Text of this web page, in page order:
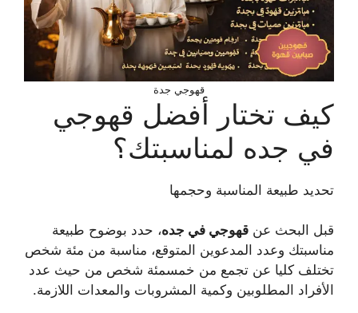
قهوجي جدة
كيف تختار أفضل قهوجي
في جده لمناسبتك؟
تحديد طبيعة المناسبة وحجمها
قبل البحث عن قهوجي في جده، حدد بوضوح طبيعة
مناسبتك وعدد المدعوين المتوقع، مناسبة من مئة شخص
تختلف كليا عن تجمع من خمسمئة شخص من حيث عدد
الأفراد المطلوبين وكمية المشروبات والمعدات اللازمة.